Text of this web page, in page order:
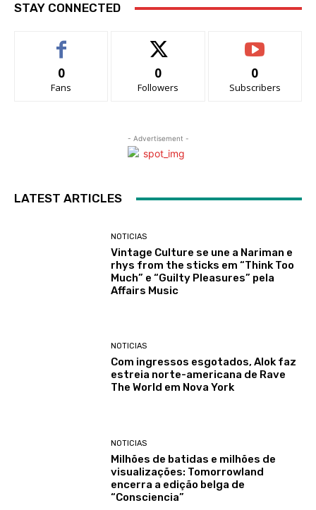
STAY CONNECTED
0
Fans
0
Followers
0
Subscribers
- Advertisement -
LATEST ARTICLES
NOTICIAS
Vintage Culture se une a Nariman e
rhys from the sticks em “Think Too
Much” e “Guilty Pleasures” pela
Affairs Music
NOTICIAS
Com ingressos esgotados, Alok faz
estreia norte-americana de Rave
The World em Nova York
NOTICIAS
Milhões de batidas e milhões de
visualizações: Tomorrowland
encerra a edição belga de
“Consciencia”